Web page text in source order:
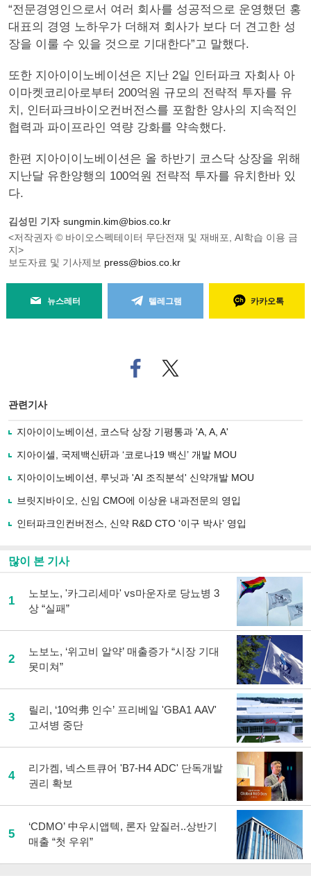
“전문경영인으로서 여러 회사를 성공적으로 운영했던 홍
대표의 경영 노하우가 더해져 회사가 보다 더 견고한 성
장을 이룰 수 있을 것으로 기대한다”고 말했다.
또한 지아이이노베이션은 지난 2일 인터파크 자회사 아
이마켓코리아로부터 200억원 규모의 전략적 투자를 유
치, 인터파크바이오컨버전스를 포함한 양사의 지속적인
협력과 파이프라인 역량 강화를 약속했다.
한편 지아이이노베이션은 올 하반기 코스닥 상장을 위해
지난달 유한양행의 100억원 전략적 투자를 유치한바 있
다.
김성민 기자 sungmin.kim@bios.co.kr
<저작권자 © 바이오스펙테이터 무단전재 및 재배포, AI학습 이용 금
지>
보도자료 및 기사제보 press@bios.co.kr
뉴스레터 텔레그램 카카오톡
페
이
로
기
사
유
기
트위
터로
관련기사
지아이이노베이션, 코스닥 상장 기평통과 'A, A, A'
지아이셀, 국제백신硏과 ‘코로나19 백신’ 개발 MOU
지아이이노베이션, 루닛과 'AI 조직분석' 신약개발 MOU
브릿지바이오, 신임 CMO에 이상윤 내과전문의 영입
인터파크인컨버전스, 신약 R&D CTO '이구 박사' 영입
많이 본 기사
1
노보노, '카그리세마' vs마운자로 당뇨병 3
상 “실패”
2
노보노, ‘위고비 알약’ 매출증가 “시장 기대
못미쳐”
3
릴리, ‘10억弗 인수’ 프리베일 'GBA1 AAV'
고셔병 중단
4
리가켐, 넥스트큐어 'B7-H4 ADC' 단독개발
권리 확보
5
‘CDMO’ 中우시앱텍, 론자 앞질러..상반기
매출 “첫 우위”